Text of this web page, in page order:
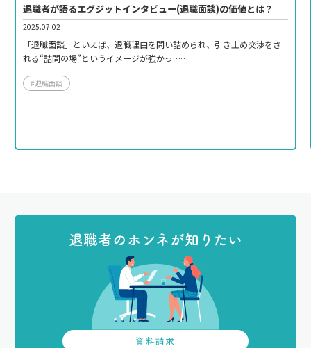
退職者が語るエグジットインタビュー(退職面談)の価値とは？
2025.07.02
「退職面談」といえば、退職理由を問い詰められ、引き止め交渉をさ
れる“詰問の場”というイメージが強かっ……
#退職面談
退職者のホンネが知りたい
資料請求